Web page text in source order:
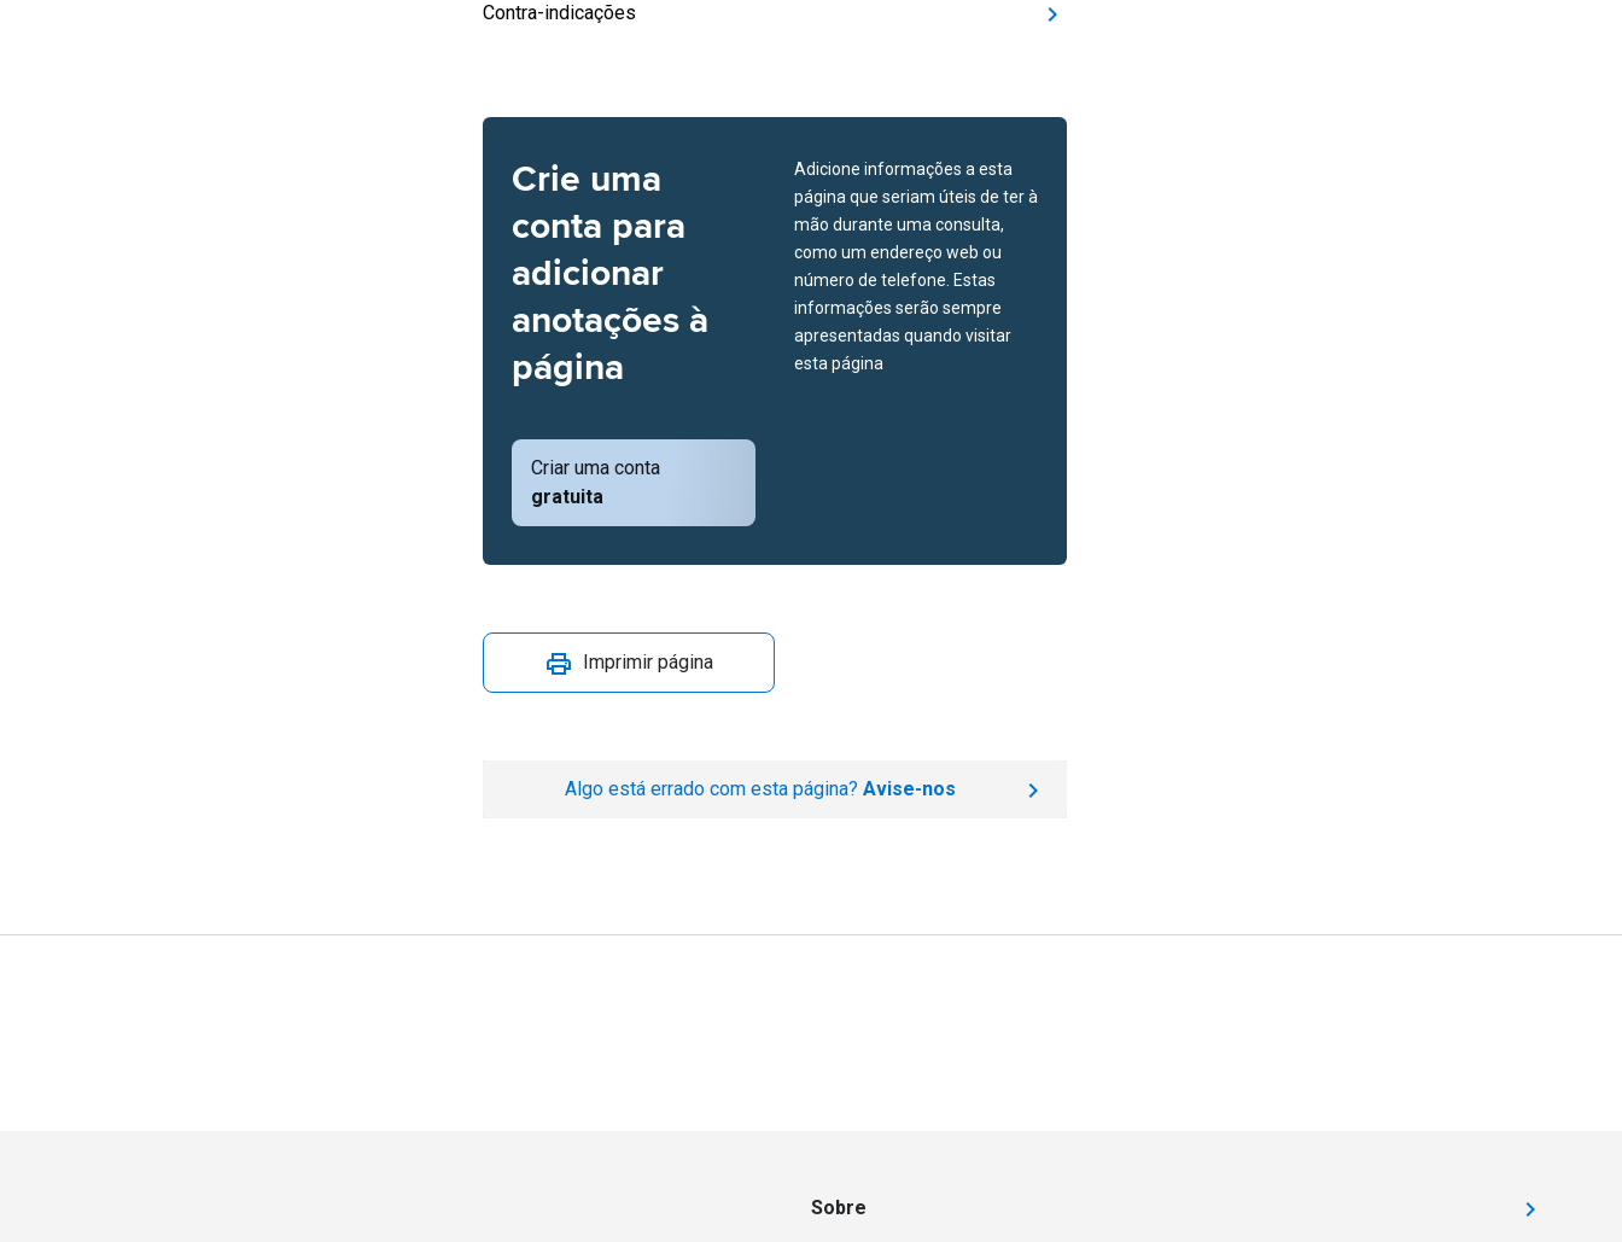
Contra-indicações
Crie uma
conta para
adicionar
anotações à
página
Criar uma conta
gratuita
Adicione informações a esta
página que seriam úteis de ter à
mão durante uma consulta,
como um endereço web ou
número de telefone. Estas
informações serão sempre
apresentadas quando visitar
esta página
Imprimir página
Algo está errado com esta página? Avise-nos
Sobre